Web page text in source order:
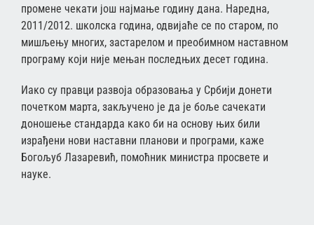
промене чекати још најмање годину дана. Наредна,
2011/2012. школска година, одвијаће се по старом, по
мишљењу многих, застарелом и преобимном наставном
програму који није мењан последњих десет година.
Иако су правци развоја образовања у Србији донети
почетком марта, закључено је да је боље сачекати
доношење стандарда како би на основу њих били
израђени нови наставни планови и програми, каже
Богољуб Лазаревић, помоћник министра просвете и
науке.